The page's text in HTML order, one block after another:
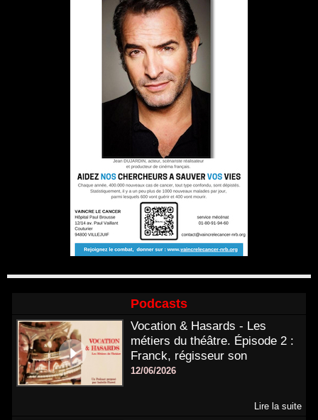
Podcasts
Vocation & Hasards - Les
métiers du théâtre. Épisode 2 :
Franck, régisseur son
12/06/2026
Lire la suite